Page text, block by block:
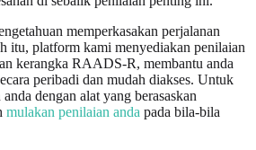
memperkasakan perjalanan
itu, platform kami menyediakan penilaian
kerangka RAADS-R, membantu anda
peribadi dan mudah diakses. Untuk
dengan alat yang berasaskan
mulakan penilaian anda pada bila-bila